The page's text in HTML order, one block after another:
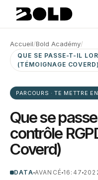
Accueil/Bold Académy/
QUE SE PASSE-T-IL
(TÉMOIGNAGE COVERD)
PARCOURS · TE METTRE
Que se
contrôle
Coverd)
DATA AVANCÉ 16:47